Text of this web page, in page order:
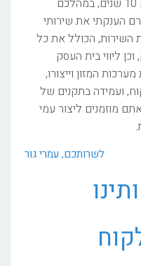
בתחום רישוי עסקי המזון למעלה מ 10 שנים, במהלכם
הענקתי את שירותי
השירות, הכולל את כל
ליווי בית העסק
המזון וייצורו,
ועמידה בתקנים של
מוזמנים ליצור עמי
לשרותכם, עמרי גור